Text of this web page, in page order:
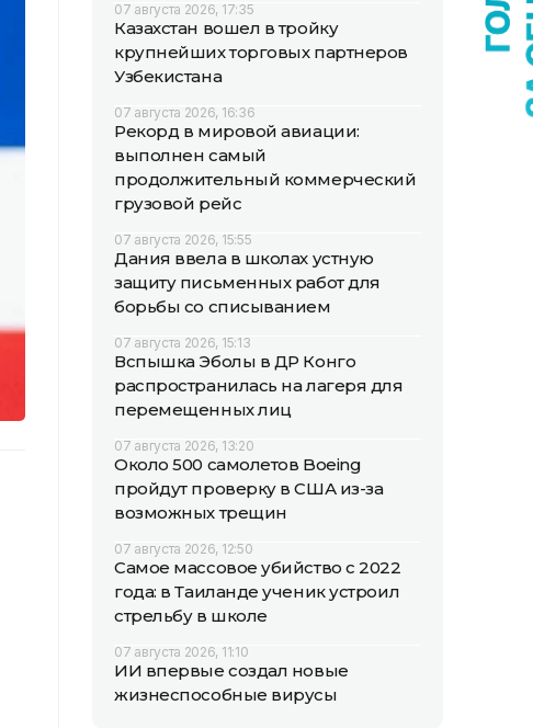
07 августа 2026, 17:35
Казахстан вошел в тройку
крупнейших торговых партнеров
Узбекистана
07 августа 2026, 16:36
Рекорд в мировой авиации:
выполнен самый
продолжительный коммерческий
грузовой рейс
07 августа 2026, 15:55
Дания ввела в школах устную
защиту письменных работ для
борьбы со списыванием
07 августа 2026, 15:13
Вспышка Эболы в ДР Конго
распространилась на лагеря для
перемещенных лиц
07 августа 2026, 13:20
Около 500 самолетов Boeing
пройдут проверку в США из-за
возможных трещин
07 августа 2026, 12:50
Самое массовое убийство с 2022
года: в Таиланде ученик устроил
стрельбу в школе
07 августа 2026, 11:10
ИИ впервые создал новые
жизнеспособные вирусы